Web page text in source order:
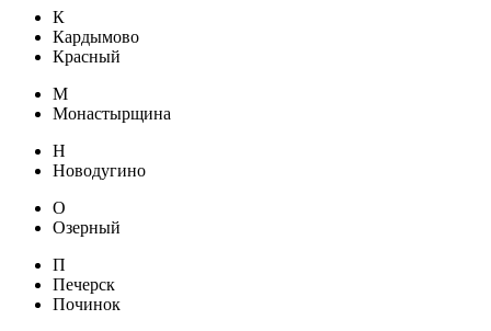
К
Кардымово
Красный
М
Монастырщина
Н
Новодугино
О
Озерный
П
Печерск
Починок